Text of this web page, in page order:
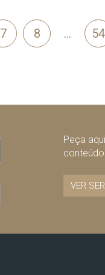
7 8 … 54
Peça
VER